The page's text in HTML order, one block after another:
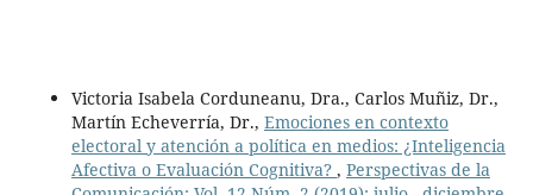
Victoria Isabela Corduneanu, Dra., Carlos Muñiz, Dr.,
Martín Echeverría, Dr., Emociones en contexto
electoral y atención a política en medios: ¿Inteligencia
Afectiva o Evaluación Cognitiva? , Perspectivas de la